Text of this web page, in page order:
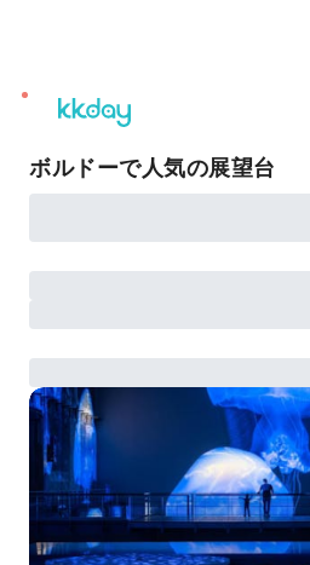
unread
notifications
ボルドーで人気の展望台